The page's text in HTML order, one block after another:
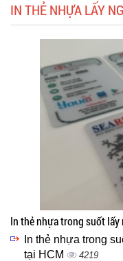
IN THẺ NHỰA LẤY
In thẻ nhựa trong suốt lấy
In thẻ nhựa trong
tại HCM
4219